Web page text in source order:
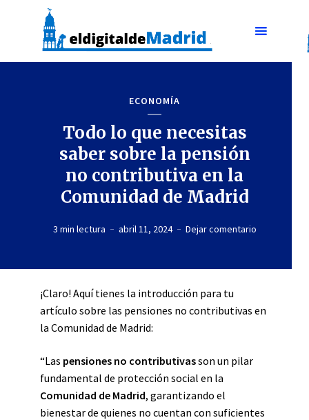
ECONOMÍA
Todo lo que necesitas
saber sobre la pensión
no contributiva en la
Comunidad de Madrid
3 min lectura abril 11, 2024 Dejar comentario
¡Claro! Aquí tienes la introducción para tu
artículo sobre las pensiones no contributivas en
la Comunidad de Madrid:
“Las pensiones no contributivasson un pilar
fundamental de protección social en la
Comunidad de Madrid, garantizando el
bienestar de quienes no cuentan con suficientes